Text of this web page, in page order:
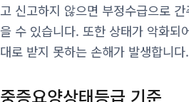
고 신고하지 않으면 부정수급으로
을 수 있습니다. 또한 상태가 악화되
대로 받지 못하는 손해가 발생합니다.
중증요양상태등급 기준